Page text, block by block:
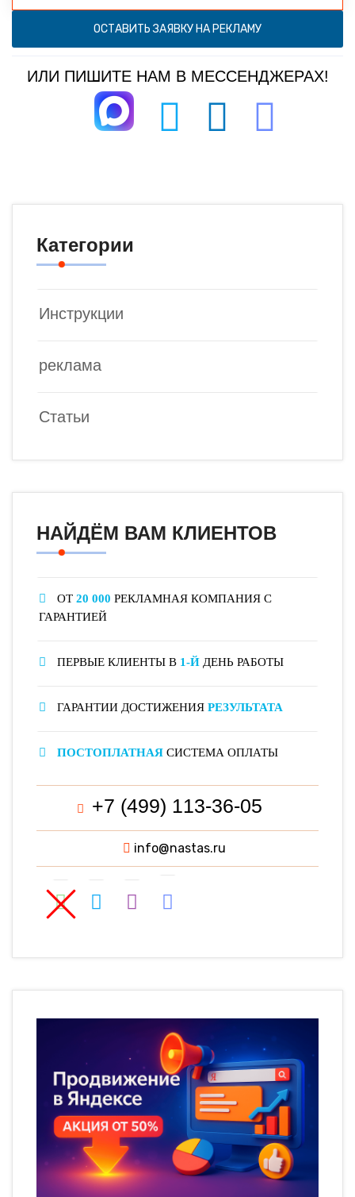
ОСТАВИТЬ ЗАЯВКУ НА РЕКЛАМУ
ИЛИ ПИШИТЕ НАМ В МЕССЕНДЖЕРАХ!
Категории
Инструкции
реклама
Статьи
НАЙДЁМ ВАМ КЛИЕНТОВ
ОТ 20 000 РЕКЛАМНАЯ КОМПАНИЯ С
ГАРАНТИЕЙ
ПЕРВЫЕ КЛИЕНТЫ В 1-Й ДЕНЬ РАБОТЫ
ГАРАНТИИ ДОСТИЖЕНИЯ РЕЗУЛЬТАТА
ПОСТОПЛАТНАЯ СИСТЕМА ОПЛАТЫ
+7 (499) 113-36-05
info@nastas.ru